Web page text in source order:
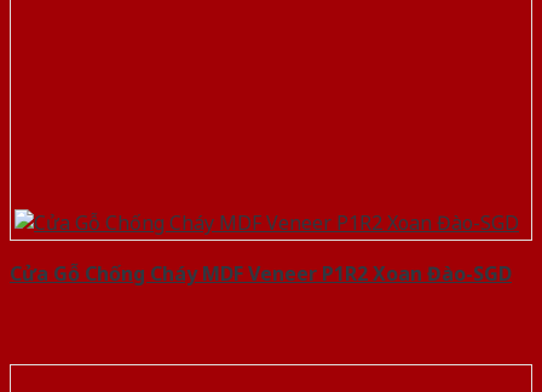
Cửa Gỗ Chống Cháy MDF Veneer P1R2 Xoan Đào-SGD